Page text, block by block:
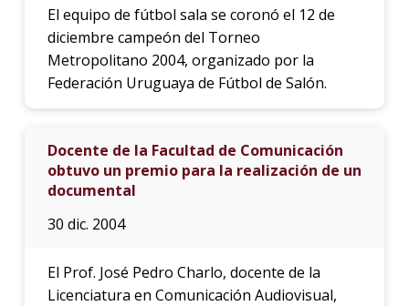
El equipo de fútbol sala se coronó el 12 de
diciembre campeón del Torneo
Metropolitano 2004, organizado por la
Federación Uruguaya de Fútbol de Salón.
Docente de la Facultad de Comunicación
obtuvo un premio para la realización de un
documental
30 dic. 2004
El Prof. José Pedro Charlo, docente de la
Licenciatura en Comunicación Audiovisual,